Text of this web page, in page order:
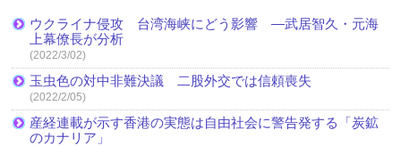
ウクライナ侵攻 台湾海峡にどう影響 ―武居智久・元海
上幕僚長が分析
(2022/3/02)
玉虫色の対中非難決議 二股外交では信頼喪失
(2022/2/05)
産経連載が示す香港の実態は自由社会に警告発する「炭鉱
のカナリア」